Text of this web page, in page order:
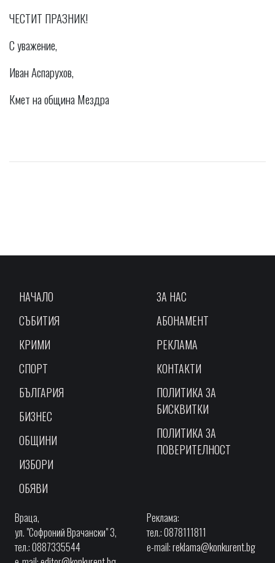
ЧЕСТИТ ПРАЗНИК!
С уважение,
Иван Аспарухов,
Кмет на община Мездра
НАЧАЛО
СЪБИТИЯ
КРИМИ
СПОРТ
БЪЛГАРИЯ
БИЗНЕС
ОБЩИНИ
ИЗБОРИ
ОБЯВИ
ЗА НАС
АБОНАМЕНТ
РЕКЛАМА
КОНТАКТИ
ПОЛИТИКА ЗА
БИСКВИТКИ
ПОЛИТИКА ЗА
ПОВЕРИТЕЛНОСТ
Враца,
ул. "Софроний Врачански" 3,
тел.: 0887335544
Реклама:
тел.: 0878111811
e-mail:reklama@konkurent.bg